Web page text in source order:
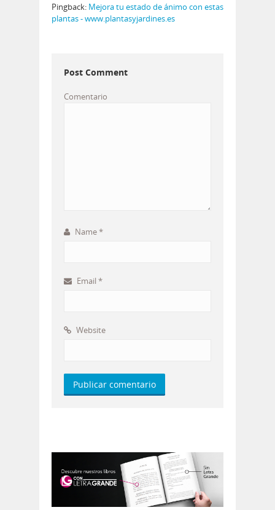
Pingback: Mejora tu estado de ánimo con estas
plantas - www.plantasyjardines.es
Post Comment
Comentario
Name*
Email *
Website